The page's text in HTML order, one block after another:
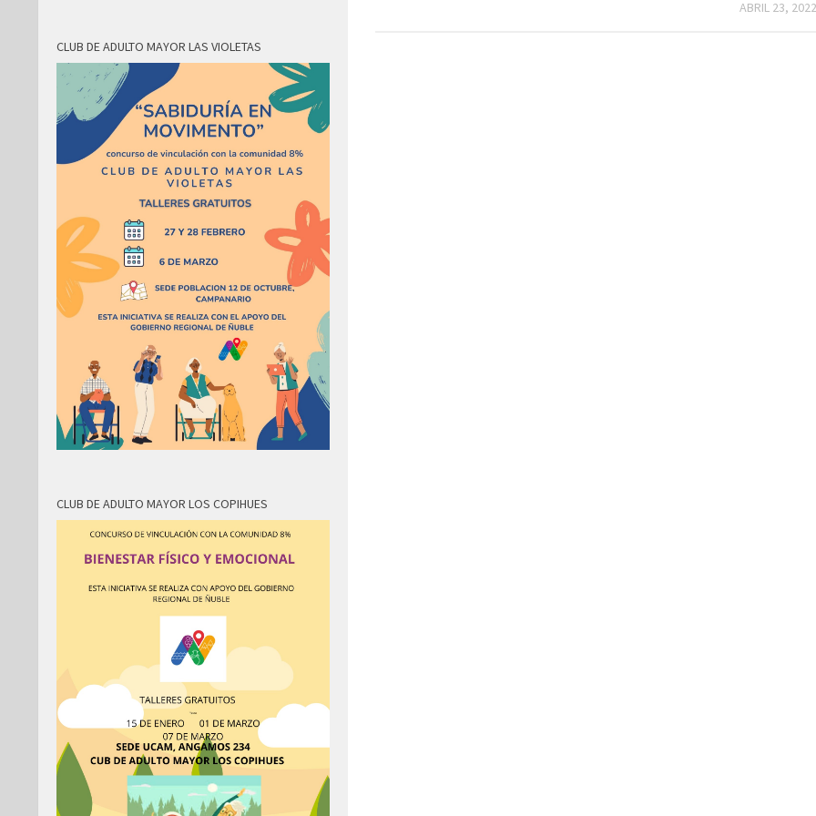
ABRIL 23, 2022
CLUB DE ADULTO MAYOR LAS VIOLETAS
CLUB DE ADULTO MAYOR LOS COPIHUES